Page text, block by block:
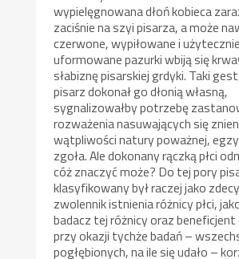
wypielęgnowana dłoń kobieca
zaciśnie na szyi pisarza, a może
czerwone, wypiłowane i użytecznie
uformowane pazurki wbiją się
słabiznę pisarskiej grdyki. Taki
pisarz dokonał go dłonią własną,
sygnalizowałby potrzebę
rozważenia nasuwających się
wątpliwości natury poważnej,
zgoła. Ale dokonany rączką płci
cóż znaczyć może? Do tej pory
klasyfikowany był raczej jako
zwolennik istnienia różnicy płci,
badacz tej różnicy oraz
przy okazji tychże badań –
pogłębionych, na ile się udało –